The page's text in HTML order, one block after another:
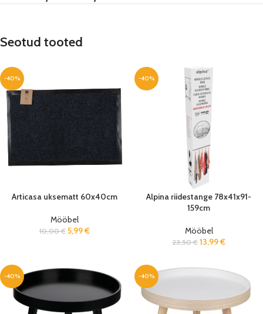
Seotud tooted
-40%
Articasa uksematt 60x40cm
Mööbel
10,00€ 5,99€
-40%
Alpina riidestange 78x41x91-
159cm
Mööbel
23,50€ 13,99€
-40% -40%